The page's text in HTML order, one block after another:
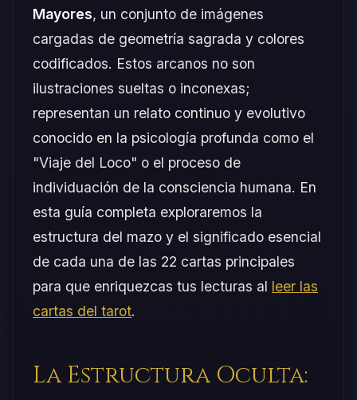
Mayores, un conjunto de imágenes
cargadas de geometría sagrada y colores
codificados. Estos arcanos no son
ilustraciones sueltas o inconexas;
representan un relato continuo y evolutivo
conocido en la psicología profunda como el
"Viaje del Loco" o el proceso de
individuación de la consciencia humana. En
esta guía completa exploraremos la
estructura del mazo y el significado esencial
de cada una de las 22 cartas principales
para que enriquezcas tus lecturas al leer las
cartas del tarot.
La Estructura Oculta: